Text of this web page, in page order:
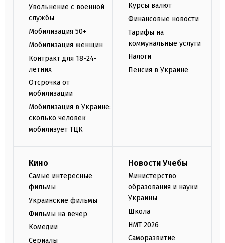
Увольнение с военной
службы
Мобилизация 50+
Мобилизация женщин
Контракт для 18-24-
летних
Отсрочка от
мобилизации
Мобилизация в Украине:
сколько человек
мобилизует ТЦК
Курсы валют
Финансовые новости
Тарифы на
коммунальные услуги
Налоги
Пенсия в Украине
Кино
Самые интересные
фильмы
Украинские фильмы
Фильмы на вечер
Комедии
Сериалы
Новости Учебы
Министерство
образования и науки
Украины
Школа
НМТ 2026
Саморазвитие